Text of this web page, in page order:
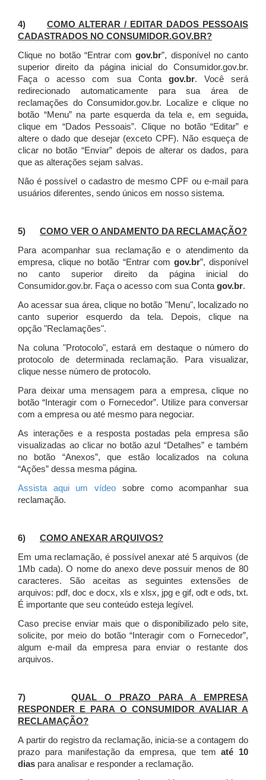
4) COMO ALTERAR / EDITAR DADOS PESSOAIS
CADASTRADOS NO CONSUMIDOR.GOV.BR?
Clique no botão “Entrar comgov.br”, disponível no canto
superior direito da página inicial do Consumidor.gov.br.
Faça o acesso com sua Conta gov.br. Você será
redirecionado automaticamente para sua área de
reclamações do Consumidor.gov.br.
Localize e clique no
botão “Menu” na parte esquerda da tela e, em seguida,
clique em “Dados Pessoais”. Clique no botão “Editar” e
altere o dado que desejar (exceto CPF). Não esqueça de
clicar no botão “Enviar” depois de alterar os dados, para
que as alterações sejam salvas.
Não é possível o cadastro de mesmo CPF ou e-mail para
usuários diferentes, sendo únicos em nosso sistema.
5) COMO VER O ANDAMENTO DA RECLAMAÇÃO?
Para acompanhar sua reclamação e o atendimento da
empresa, clique no botão “Entrar com gov.br”, disponível
no canto superior direito da página inicial do
Consumidor.gov.br. Faça o acesso com sua Contagov.br.
Ao acessar sua área, clique no botão "Menu", localizado no
canto superior esquerdo da tela. Depois, clique na
opção "Reclamações".
Na coluna "Protocolo", estará em destaque o número do
protocolo de determinada reclamação. Para visualizar,
clique nesse número de protocolo.
Para deixar uma mensagem para a empresa, clique no
botão “Interagir com o Fornecedor”. Utilize para conversar
com a empresa ou até mesmo para negociar.
As interações e a resposta postadas pela empresa são
visualizadas ao clicar no botão azul “Detalhes” e também
no botão “Anexos”, que estão localizados na coluna
“Ações” dessa mesma página.
Assista aqui um vídeo sobre como acompanhar sua
reclamação.
6) COMO ANEXAR ARQUIVOS?
Em uma reclamação, é possível anexar até 5 arquivos (de
1Mb cada). O nome do anexo deve possuir menos de 80
caracteres. São aceitas as seguintes extensões de
arquivos: pdf, doc e docx, xls e xlsx, jpg e gif, odt e ods, txt.
É importante que seu conteúdo esteja legível.
Caso precise enviar mais que o disponibilizado pelo site,
solicite, por meio do botão “Interagir com o Fornecedor”,
algum e-mail da empresa para enviar o restante dos
arquivos.
7)QUAL O PRAZO PARA A EMPRESA
RESPONDER E PARA O CONSUMIDOR AVALIAR A
RECLAMAÇÃO?
A partir do registro da reclamação, inicia-se a contagem do
prazo para manifestação da empresa, que tematé 10
dias para analisar e responder a reclamação.